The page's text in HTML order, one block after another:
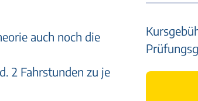
auch noch die
2 Fahrstunden zu je